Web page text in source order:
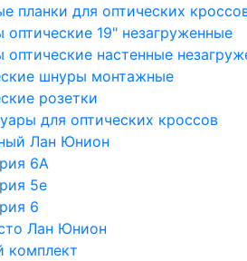
планки для оптических
оптические 19" незагруженные
оптические настенные
шнуры монтажные
розетки
для оптических кроссов
Лан Юнион
6A
5e
6
Лан Юнион
комплект